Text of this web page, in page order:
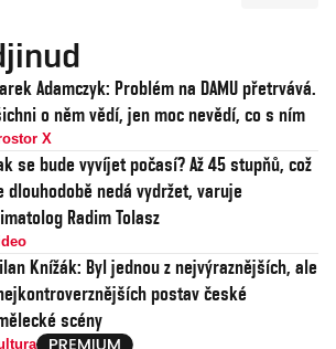
Adamczyk: Problém na DAMU přetrvává.
o něm vědí, jen moc nevědí, co s ním
X
se bude vyvíjet počasí? Až 45 stupňů, což
dlouhodobě nedá vydržet, varuje
Radim Tolasz
Knížák: Byl jednou z nejvýraznějších, ale
postav české
scény